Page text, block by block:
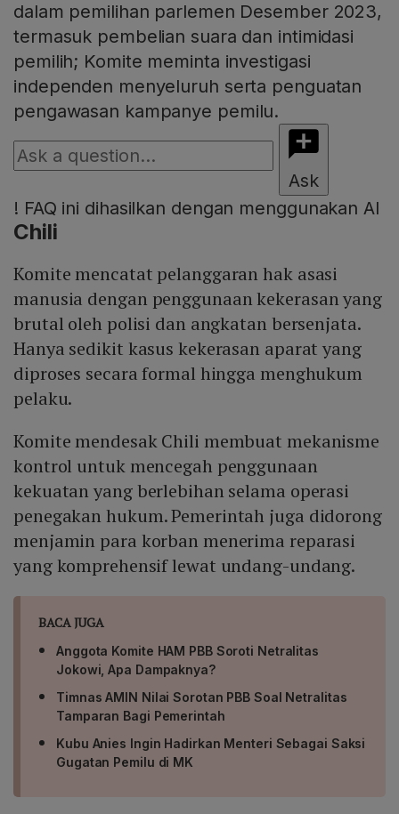
dalam pemilihan parlemen Desember 2023,
termasuk pembelian suara dan intimidasi
pemilih; Komite meminta investigasi
independen menyeluruh serta penguatan
pengawasan kampanye pemilu.
Ask
! FAQ ini dihasilkan dengan menggunakan AI
Chili
Komite mencatat pelanggaran hak asasi
manusia dengan penggunaan kekerasan yang
brutal oleh polisi dan angkatan bersenjata.
Hanya sedikit kasus kekerasan aparat yang
diproses secara formal hingga menghukum
pelaku.
Komite mendesak Chili membuat mekanisme
kontrol untuk mencegah penggunaan
kekuatan yang berlebihan selama operasi
penegakan hukum. Pemerintah juga didorong
menjamin para korban menerima reparasi
yang komprehensif lewat undang-undang.
BACA JUGA
Anggota Komite HAM PBB Soroti Netralitas
Jokowi, Apa Dampaknya?
Timnas AMIN Nilai Sorotan PBB Soal Netralitas
Tamparan Bagi Pemerintah
Kubu Anies Ingin Hadirkan Menteri Sebagai Saksi
Gugatan Pemilu di MK